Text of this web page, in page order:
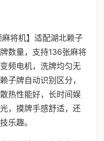
麻将机】适配湖北赖子
数量，支持136张麻将
频电机，洗牌均匀无
子牌自动识别区分，
热性能好，长时间娱
，摸牌手感舒适，还
乐趣。